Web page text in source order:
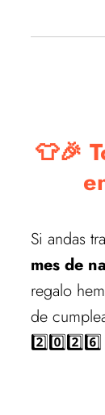
👕🎉
Si andas
mes de
regalo
de